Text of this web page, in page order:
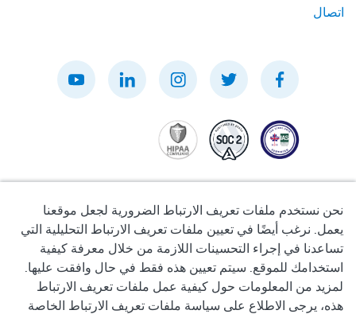
اتصال
سياسة الخصوصية
شروط الاستخدام
نحن نستخدم ملفات تعريف الارتباط الضرورية لجعل موقعنا
يعمل. نرغب أيضًا في تعيين ملفات تعريف الارتباط التحليلية التي
تساعدنا في إجراء التحسينات اللازمة من خلال معرفة كيفية
استخدامك للموقع. سيتم تعيين هذه فقط في حال وافقت عليها.
لمزيد من المعلومات حول كيفية عمل ملفات تعريف الارتباط
هذه، يرجى الاطلاع على سياسة ملفات تعريف الارتباط الخاصة